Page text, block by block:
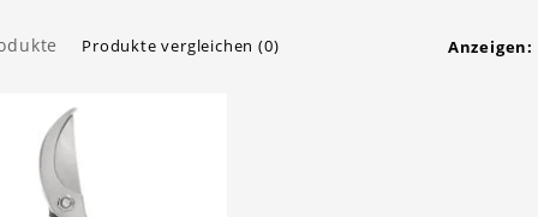
Produkte vergleichen (0) Anzeigen: